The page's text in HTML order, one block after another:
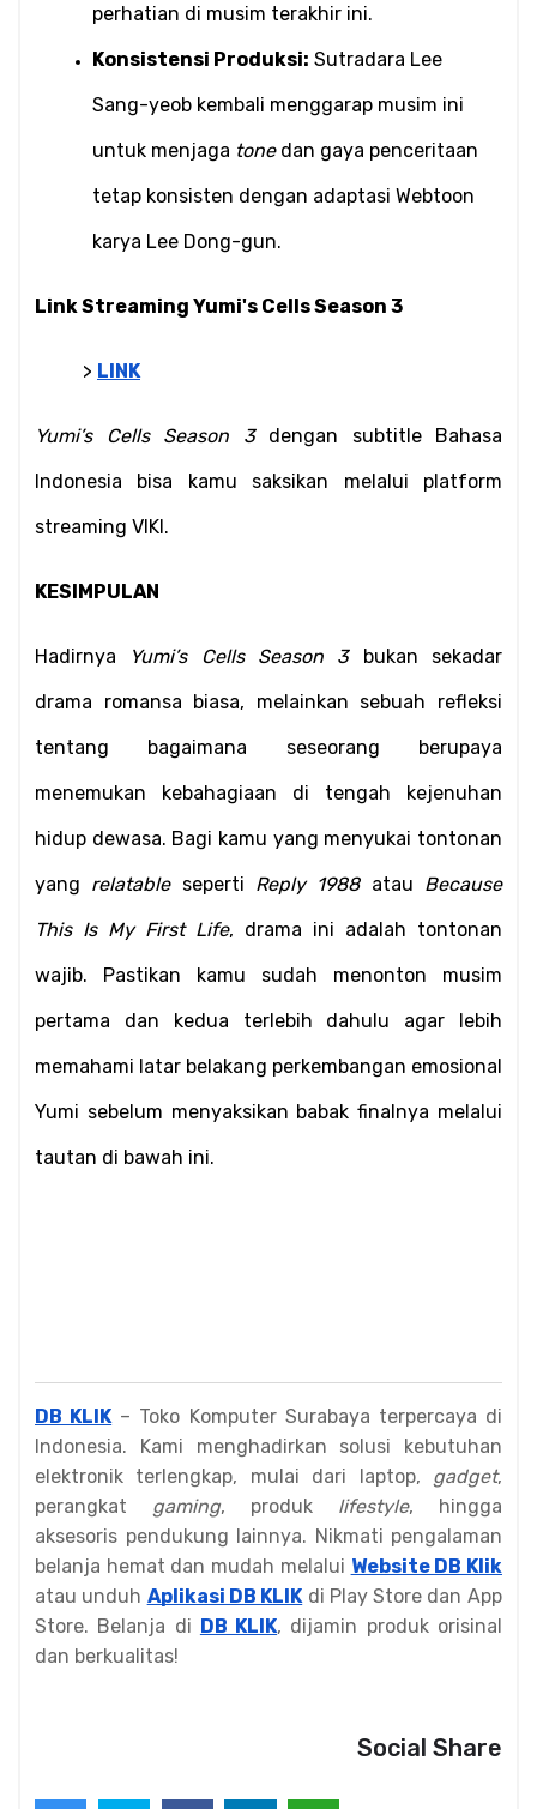
perhatian di musim terakhir ini.
Konsistensi Produksi: Sutradara Lee
Sang-yeob kembali menggarap musim ini
untuk menjaga tone dan gaya penceritaan
tetap konsisten dengan adaptasi Webtoon
karya Lee Dong-gun.
Link Streaming Yumi's Cells Season 3
> LINK
Yumi’s Cells Season 3 dengan subtitle Bahasa
Indonesia bisa kamu saksikan melalui platform
streaming VIKI.
KESIMPULAN
Hadirnya Yumi’s Cells Season 3 bukan sekadar
drama romansa biasa, melainkan sebuah refleksi
tentang bagaimana seseorang berupaya
menemukan kebahagiaan di tengah kejenuhan
hidup dewasa. Bagi kamu yang menyukai tontonan
yang relatable seperti Reply 1988 atau Because
This Is My First Life, drama ini adalah tontonan
wajib. Pastikan kamu sudah menonton musim
pertama dan kedua terlebih dahulu agar lebih
memahami latar belakang perkembangan emosional
Yumi sebelum menyaksikan babak finalnya melalui
tautan di bawah ini.
DB KLIK– Toko Komputer Surabaya terpercaya di
Indonesia. Kami menghadirkan solusi kebutuhan
elektronik terlengkap, mulai dari laptop, gadget,
perangkat gaming, produk lifestyle, hingga
aksesoris pendukung lainnya. Nikmati pengalaman
belanja hemat dan mudah melalui Website DB Klik
atau unduh Aplikasi DB KLIKdi Play Store dan App
Store. Belanja di DB KLIK, dijamin produk orisinal
dan berkualitas!
Social Share